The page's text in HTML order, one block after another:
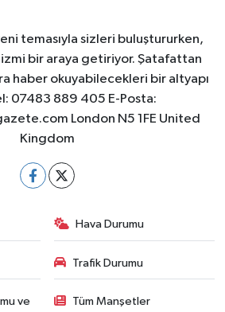
temasıyla sizleri buluştururken,
bir araya getiriyor. Şatafattan
haber okuyabilecekleri bir altyapı
07483 889 405 E-Posta:
London N5 1FE United
Kingdom
Hava Durumu
Trafik Durumu
ve Tüm Manşetler